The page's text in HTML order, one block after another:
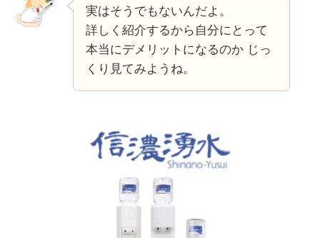
実はそうでもないんだよ。
詳しく紹介するから自分にとって
本当にデメリットになるのか じっ
くり見てみようね。